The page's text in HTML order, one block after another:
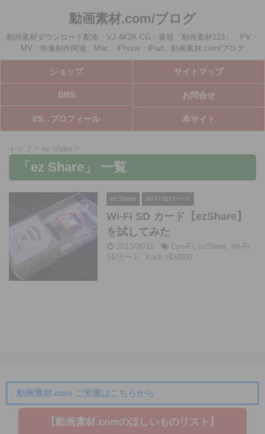
動画素材.com/ブログ
動画素材ダウンロード配布・VJ 4K2K CG・書籍「動画素材123」、PV・
MV、映像制作関連、Mac・iPhone・iPad。動画素材.com/ブログ
ショップ サイトマップ
BBS お問合せ
ES...プロフィール 本サイト
トップ > ez Share >
「ez Share」 一覧
ez Share Wi-Fi SDカード
Wi-Fi SD カード【ezShare】
を試してみた
2013/06/11 Eye-Fi, ezShare, Wi-Fi
SDカード , Xacti HD2000
動画素材.com ご支援はこちらから
【動画素材.co​mのほしいものリスト】